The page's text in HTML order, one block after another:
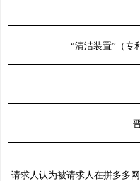
“清洁装置”（专
请求人认为被请求人在拼多多